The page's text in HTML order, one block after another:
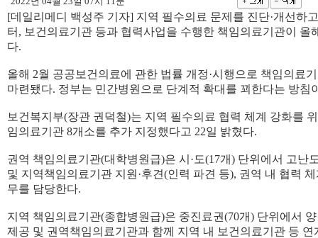
[데일리메디 백성주 기자] 지역 필수의료 문제를 진단·개선하
터, 보건의료기관 등과 협력사업을 수행한 책임의료기관이 올
다.
올해 2월 공공보건의료에 관한 법률 개정·시행으로 책임의료
마련됐다. 정부는 민간병원으로 단계적 확대를 꾀한다는 방침
보건복지부(장관 권덕철)는 지역 필수의료 협력 체계 강화를
임의료기관 8개소를 추가 지정했다고 22일 밝혔다.
권역 책임의료기관(대학병원급)은 시·도(17개) 단위에서 고난
및 지역책임의료기관 지원·후견(인력 파견 등), 권역 내 협력
무를 담당한다.
지역 책임의료기관(종합병원급)은 중진료권(70개) 단위에서
제공 및 권역책임의료기관과 함께 지역 내 보건의료기관 등 연